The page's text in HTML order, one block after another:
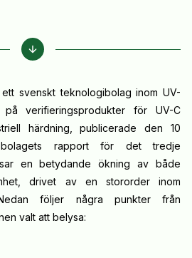
svenskt teknologibolag inom UV-
på verifieringsprodukter för UV-C
härdning, publicerade den 10
rapport för det tredje
en betydande ökning av både
drivet av en stororder inom
Nedan följer några punkter från
valt att belysa: